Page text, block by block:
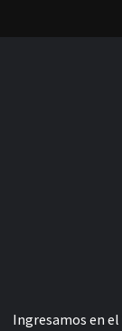
Ingresamos en el